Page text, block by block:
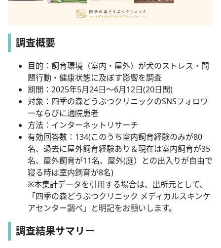
調査概要
目的：飼育環境（室内・屋外）が犬のストレス・問
題行動・健康状態に及ぼす影響を調査
期間：2025年5月24日～6月12日(20日間)
対象：四季の森どうぶつクリニックのSNSフォロワ
ーならびに通院患者
方法：インターネットリサーチ
有効回答数：134(このうち室内飼育経験のみが80
名、過去に屋外飼育経験あり＆現在は室内飼育が35
名、屋外飼育が11名、屋外(庭）との出入りが自由で
寝る時は室内飼育が8名)
※本集計データを引用する場合は、出所元として、
「四季の森どうぶつクリニック メディカルスキンケ
アセンター調べ」と明記をお願いします。
調査結果サマリー